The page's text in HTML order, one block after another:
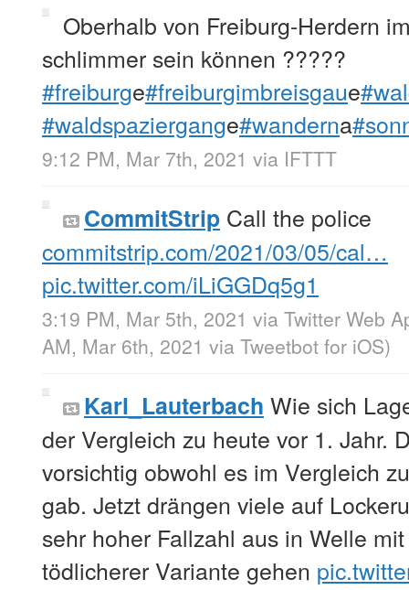
Oberhalb von Freiburg-Herdern
schlimmer sein können ?????
#freiburge#freiburgimbreisgaue
#waldspaziergange#wanderna
9:12 PM, Mar 7th, 2021 via IFTTT
CommitStrip Call the police
commitstrip.com/2021/03/05/cal…
pic.twitter.com/iLiGGDq5g1
3:19 PM, Mar 5th, 2021 via Twitter Web
AM, Mar 6th, 2021 via Tweetbot for iΟS)
Karl_Lauterbach Wie sich
der Vergleich zu heute vor 1. Jahr.
vorsichtig obwohl es im Vergleich
gab. Jetzt drängen viele auf
sehr hoher Fallzahl aus in Welle
tödlicherer Variante gehen